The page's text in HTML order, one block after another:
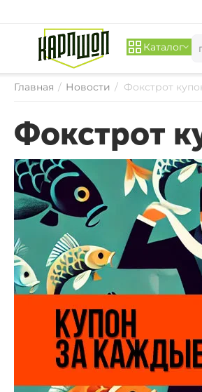
Каталог
Главная / Новости / Фокстрот
Фокстрот